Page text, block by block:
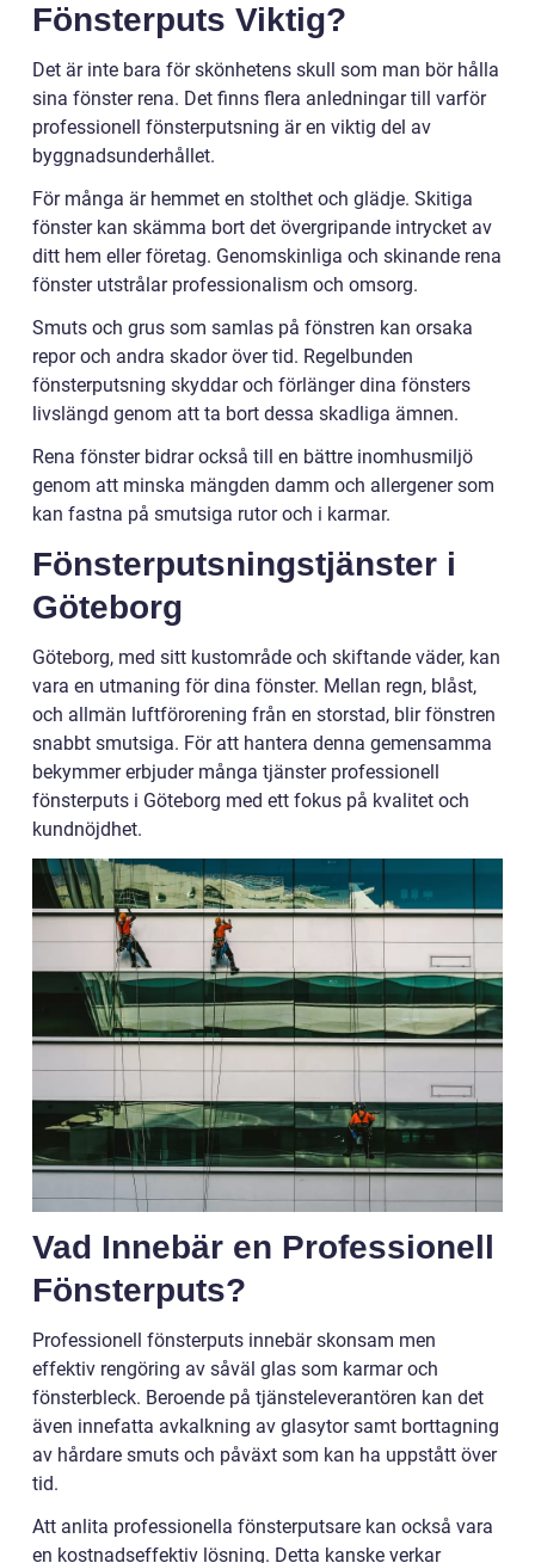
Fönsterputs Viktig?
Det är inte bara för skönhetens skull som man bör hålla
sina fönster rena. Det finns flera anledningar till varför
professionell fönsterputsning är en viktig del av
byggnadsunderhållet.
För många är hemmet en stolthet och glädje. Skitiga
fönster kan skämma bort det övergripande intrycket av
ditt hem eller företag. Genomskinliga och skinande rena
fönster utstrålar professionalism och omsorg.
Smuts och grus som samlas på fönstren kan orsaka
repor och andra skador över tid. Regelbunden
fönsterputsning skyddar och förlänger dina fönsters
livslängd genom att ta bort dessa skadliga ämnen.
Rena fönster bidrar också till en bättre inomhusmiljö
genom att minska mängden damm och allergener som
kan fastna på smutsiga rutor och i karmar.
Fönsterputsningstjänster i
Göteborg
Göteborg, med sitt kustområde och skiftande väder, kan
vara en utmaning för dina fönster. Mellan regn, blåst,
och allmän luftförorening från en storstad, blir fönstren
snabbt smutsiga. För att hantera denna gemensamma
bekymmer erbjuder många tjänster professionell
fönsterputs i Göteborg med ett fokus på kvalitet och
kundnöjdhet.
Vad Innebär en Professionell
Fönsterputs?
Professionell fönsterputs innebär skonsam men
effektiv rengöring av såväl glas som karmar och
fönsterbleck. Beroende på tjänsteleverantören kan det
även innefatta avkalkning av glasytor samt borttagning
av hårdare smuts och påväxt som kan ha uppstått över
tid.
Att anlita professionella fönsterputsare kan också vara
en kostnadseffektiv lösning. Detta kanske verkar